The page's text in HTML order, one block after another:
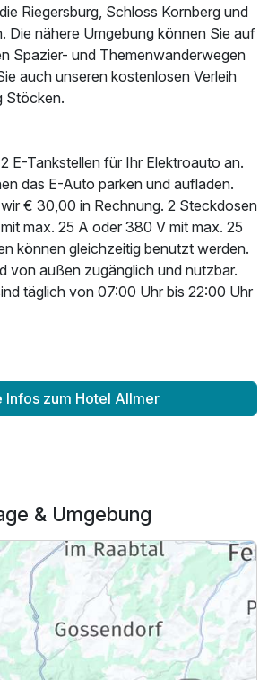
Riegersburg, Schloss Kornberg und
Die nähere Umgebung können Sie auf
Spazier- und Themenwanderwegen
auch unseren kostenlosen Verleih
Stöcken.
E-Tankstellen für Ihr Elektroauto an.
das E-Auto parken und aufladen.
€ 30,00 in Rechnung. 2 Steckdosen
max. 25 A oder 380 V mit max. 25
können gleichzeitig benutzt werden.
von außen zugänglich und nutzbar.
täglich von 07:00 Uhr bis 22:00 Uhr
Infos zum Hotel Allmer
& Umgebung